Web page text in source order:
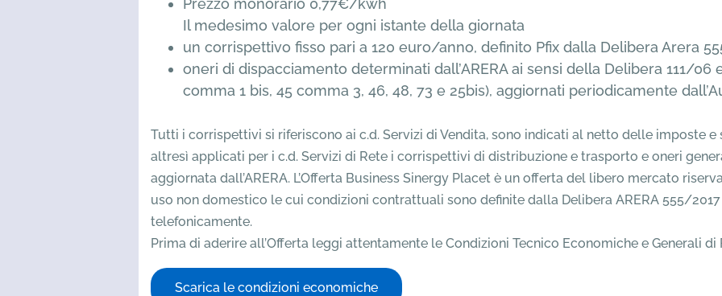
Prezzo monorario 0,77€/kwh
Il medesimo valore per ogni istante della giornata
un corrispettivo fisso pari a 120 euro/anno, definito Pfix dalla Delibera Arera
oneri di dispacciamento determinati dall’ARERA ai sensi della Delibera 111/06
comma 1 bis, 45 comma 3, 46, 48, 73 e 25bis), aggiornati periodicamente
Tutti i corrispettivi si riferiscono ai c.d. Servizi di Vendita, sono indicati al netto delle imposte
altresì applicati per i c.d. Servizi di Rete i corrispettivi di distribuzione e trasporto e oneri
aggiornata dall’ARERA. L’Offerta Business Sinergy Placet è un offerta del libero mercato
uso non domestico le cui condizioni contrattuali sono definite dalla Delibera ARERA 555/2017
telefonicamente.
Prima di aderire all’Offerta leggi attentamente le Condizioni Tecnico Economiche e Generali
Scarica le condizioni economiche